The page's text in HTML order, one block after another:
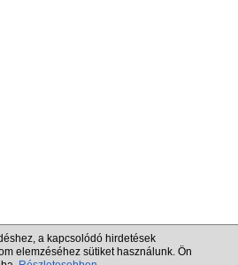
a kapcsolódó hirdetések
elemzéséhez sütiket használunk. Ön